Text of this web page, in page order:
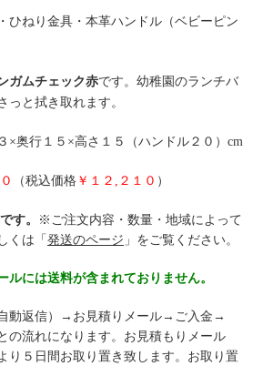
ひねり金具・本革ハンドル（ベビーピン
ガムチェック赤です。幼稚園のランチバ
っと拭き取れます。
×奥行１５×高さ１５（ハンドル２０）cm
（税込価格 ￥１２,２１０ ）
です。
※ご注文内容・数量・地域によって
くは「発送のページ 」をご覧ください。
ルには送料が含まれておりません。
動返信）→お見積りメール→ご入金→
の流れになります。お見積もりメール
り５日間お取り置き致します。お取り置